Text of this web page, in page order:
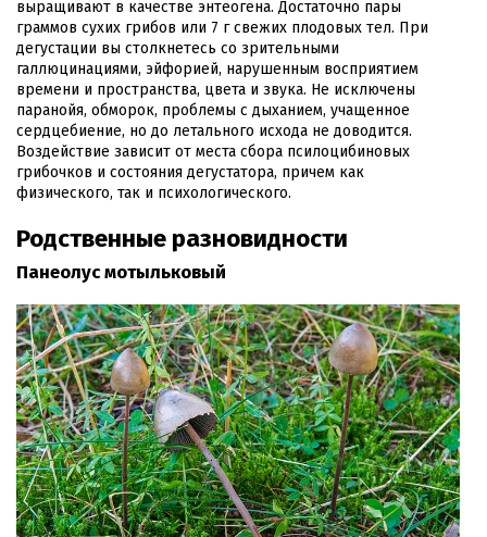
выращивают в качестве энтеогена. Достаточно пары
граммов сухих грибов или 7 г свежих плодовых тел. При
дегустации вы столкнетесь со зрительными
галлюцинациями, эйфорией, нарушенным восприятием
времени и пространства, цвета и звука. Не исключены
паранойя, обморок, проблемы с дыханием, учащенное
сердцебиение, но до летального исхода не доводится.
Воздействие зависит от места сбора псилоцибиновых
грибочков и состояния дегустатора, причем как
физического, так и психологического.
Родственные разновидности
Панеолус мотыльковый